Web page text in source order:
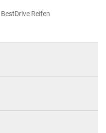
BestDrive Reifen